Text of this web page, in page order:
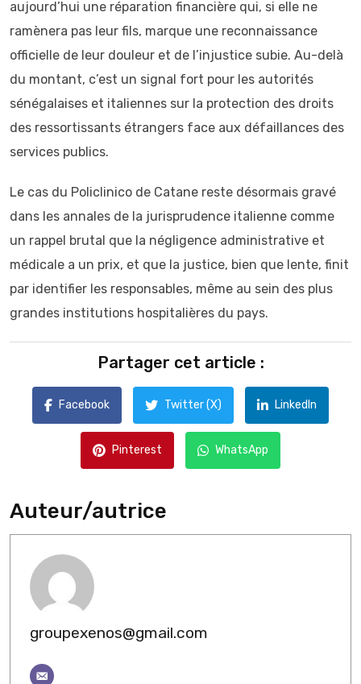
aujourd’hui une réparation financière qui, si elle ne
ramènera pas leur fils, marque une reconnaissance
officielle de leur douleur et de l’injustice subie. Au-delà
du montant, c’est un signal fort pour les autorités
sénégalaises et italiennes sur la protection des droits
des ressortissants étrangers face aux défaillances des
services publics.
Le cas du Policlinico de Catane reste désormais gravé
dans les annales de la jurisprudence italienne comme
un rappel brutal que la négligence administrative et
médicale a un prix, et que la justice, bien que lente, finit
par identifier les responsables, même au sein des plus
grandes institutions hospitalières du pays.
Partager cet article :
Facebook Twitter (X) LinkedIn
Pinterest WhatsApp
Auteur/autrice
groupexenos@gmail.com